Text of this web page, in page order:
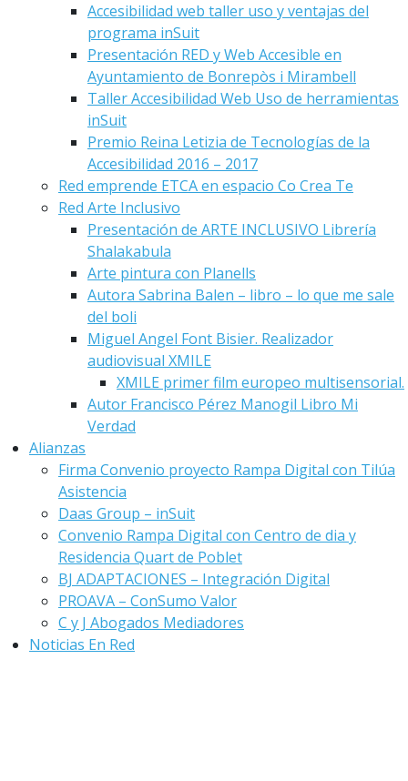
Accesibilidad web taller uso y ventajas del
programa inSuit
Presentación RED y Web Accesible en
Ayuntamiento de Bonrepòs i Mirambell
Taller Accesibilidad Web Uso de herramientas
inSuit
Premio Reina Letizia de Tecnologías de la
Accesibilidad 2016 – 2017
Red emprende ETCA en espacio Co Crea Te
Red Arte Inclusivo
Presentación de ARTE INCLUSIVO Librería
Shalakabula
Arte pintura con Planells
Autora Sabrina Balen – libro – lo que me sale
del boli
Miguel Angel Font Bisier. Realizador
audiovisual XMILE
XMILE primer film europeo multisensorial.
Autor Francisco Pérez Manogil Libro Mi
Verdad
Alianzas
Firma Convenio proyecto Rampa Digital con Tilúa
Asistencia
Daas Group – inSuit
Convenio Rampa Digital con Centro de dia y
Residencia Quart de Poblet
BJ ADAPTACIONES – Integración Digital
PROAVA – ConSumo Valor
C y J Abogados Mediadores
Noticias En Red